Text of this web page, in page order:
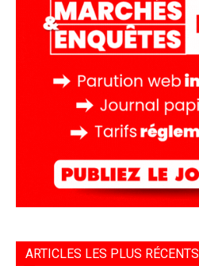
ARTICLES LES PLUS RÉCENTS